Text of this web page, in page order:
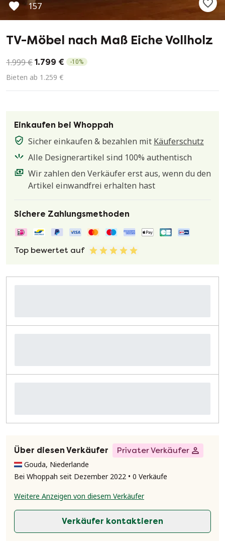
157
TV-Möbel nach Maß Eiche Vollholz
1.999 € 1.799 € -10%
Bieten ab 1.259 €
Einkaufen bei Whoppah
Sicher einkaufen & bezahlen mit Käuferschutz
Alle Designerartikel sind 100% authentisch
Wir zahlen den Verkäufer erst aus, wenn du den
Artikel einwandfrei erhalten hast
Sichere Zahlungsmethoden
Top bewertet auf
Über diesen Verkäufer
Privater Verkäufer
Gouda, Niederlande
Bei Whoppah seit Dezember 2022 • 0 Verkäufe
Weitere Anzeigen von diesem Verkäufer
Verkäufer kontaktieren